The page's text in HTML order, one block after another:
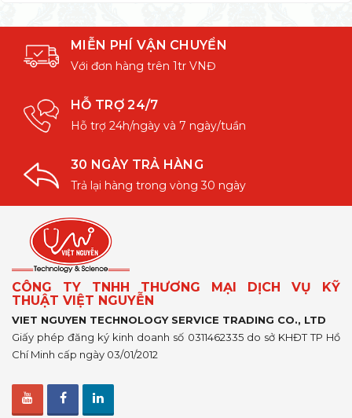
MIỄN PHÍ VẬN CHUYỂN
Với đơn hàng trên 1tr VNĐ
HỖ TRỢ 24/7
Hỗ trợ 24h/ngày và 7 ngày/tuần
30 NGÀY TRẢ HÀNG
Trả lại hàng trong vòng 30 ngày
CÔNG TY TNHH THƯƠNG MẠI DỊCH VỤ KỸ
THUẬT VIỆT NGUYỄN
VIET NGUYEN TECHNOLOGY SERVICE TRADING CO., LTD
Giấy phép đăng ký kinh doanh số 0311462335 do sở KHĐT TP Hồ
Chí Minh cấp ngày 03/01/2012